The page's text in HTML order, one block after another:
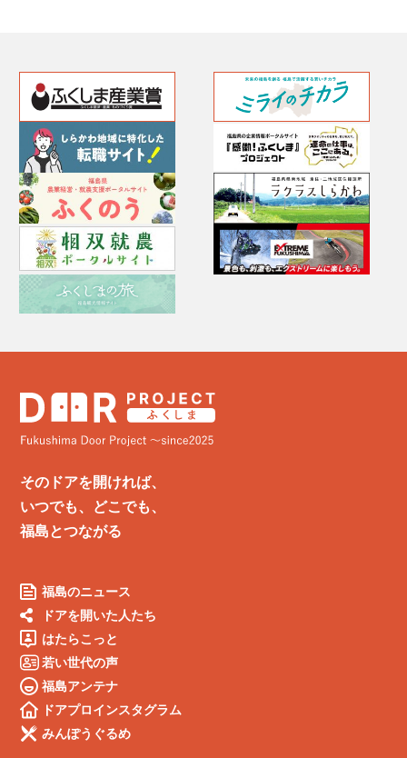
そのドアを開ければ、
いつでも、どこでも、
福島とつながる
福島のニュース
ドアを開いた人たち
はたらこっと
若い世代の声
福島アンテナ
ドアプロインスタグラム
みんぽうぐるめ